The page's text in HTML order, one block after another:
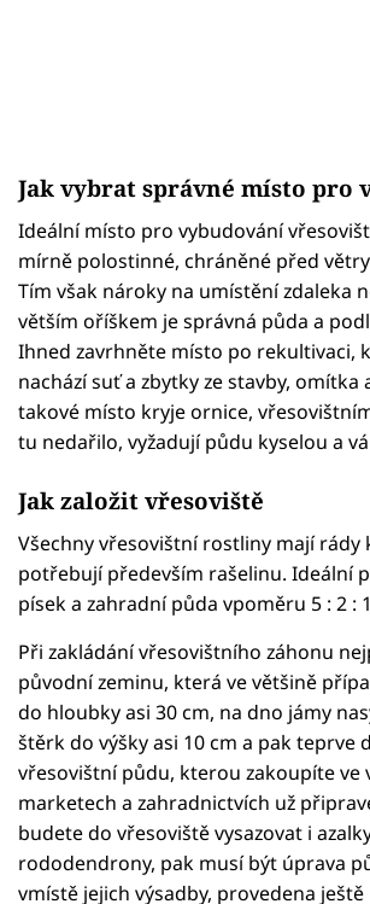
Jak vybrat správné místo pro
Ideální místo pro vybudování
mírně polostinné, chráněné před
Tím však nároky na umístění zdaleka
větším oříškem je správná půda a
Ihned zavrhněte místo po rekultivaci,
nachází suť a zbytky ze stavby, omítka
takové místo kryje ornice,
tu nedařilo, vyžadují půdu kyselou a
Jak založit vřesoviště
Všechny vřesovištní rostliny mají rády
potřebují především rašelinu. Ideální
písek a zahradní půda vpoměru 5 : 2 :
Při zakládání vřesovištního záhonu
původní zeminu, která ve většině
do hloubky asi 30 cm, na dno jámy
štěrk do výšky asi 10 cm a pak teprve
vřesovištní půdu, kterou zakoupíte ve
marketech a zahradnictvích už
budete do vřesoviště vysazovat i
rododendrony, pak musí být úprava
vmístě jejich výsadby, provedena